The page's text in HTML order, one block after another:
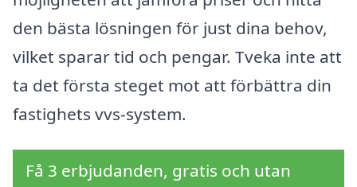
den bästa lösningen för just dina behov,
vilket sparar tid och pengar. Tveka inte att
ta det första steget mot att förbättra din
fastighets vvs-system.
Få 3 erbjudanden, gratis och utan